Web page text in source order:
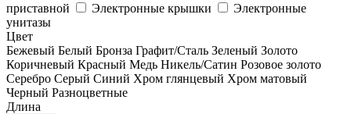
приставной
Электронные крышки
Электронные
унитазы
Цвет
Бежевый Белый Бронза Графит/Сталь Зеленый Золото
Коричневый Красный Медь Никель/Сатин Розовое золото
Серебро Серый Синий Хром глянцевый Хром матовый
Черный Разноцветные
Длина